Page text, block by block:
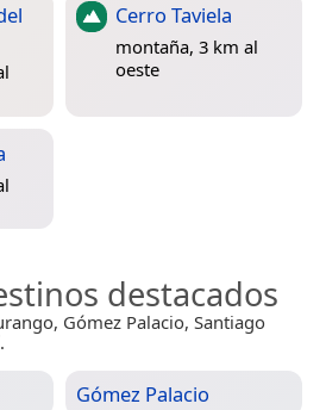
Cerro Taviela
montaña, 3 km al
oeste
destacados
Gómez Palacio, Santiago
Gómez Palacio